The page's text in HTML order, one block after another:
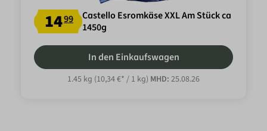
1499
Castello Esromkäse XXL Am Stück ca
1450g
In den Einkaufswagen
1.45 kg (10,34 €* / 1 kg) MHD: 25.08.26